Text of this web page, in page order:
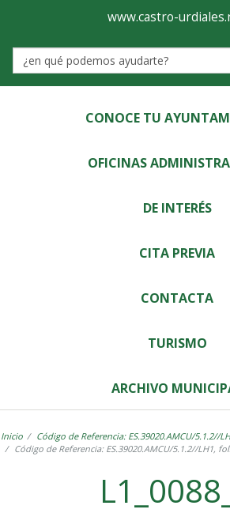
Ayuntamiento
de
Castro-
Urdiales
www.castro-
Label
CONOCE TU
OFICINAS
DE INTERÉS
CITA PREVIA
CONTACTA
TURISMO
ARCHIVO
Inicio
Código de Referencia: ES.39020.AMCU/5.1.2//
Código de Referencia: ES.39020.AMCU/5.1.2//LH1,